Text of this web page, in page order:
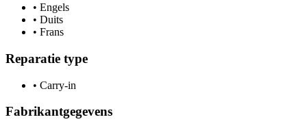
• Engels
• Duits
• Frans
Reparatie type
• Carry-in
Fabrikantgegevens